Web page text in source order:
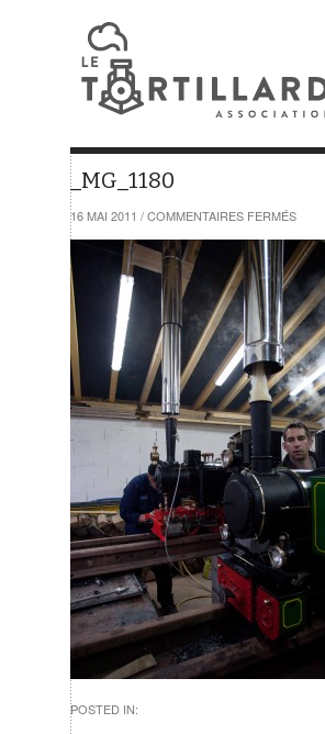
_MG_1180
16 MAI 2011 / COMMENTAIRES FERMÉSSUR
POSTED IN: